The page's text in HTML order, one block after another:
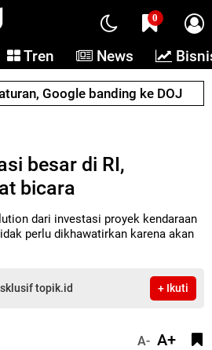
0
Tren News
Google banding ke DOJ
besar di RI,
bicara
dari investasi proyek kendaraan
perlu dikhawatirkan karena akan
topik.id + Ikuti
A- A+